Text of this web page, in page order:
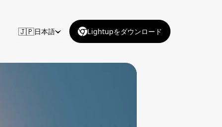
🇯🇵日本語 Lightupをダウンロード